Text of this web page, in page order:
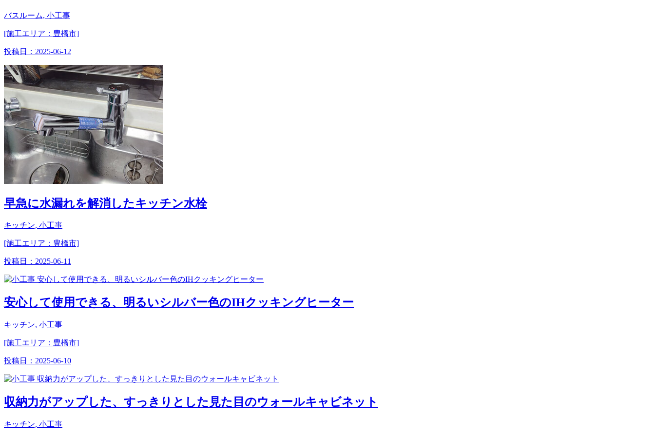
バスルーム, 小工事
[施工エリア：豊橋市]
投稿日： 2025-06-12
早急に水漏れを解消したキッチン水栓
キッチン, 小工事
[施工エリア：豊橋市]
投稿日： 2025-06-11
安心して使用できる、明るいシルバー色のIHクッキングヒーター
キッチン, 小工事
[施工エリア：豊橋市]
投稿日： 2025-06-10
収納力がアップした、すっきりとした見た目のウォールキャビネット
キッチン, 小工事